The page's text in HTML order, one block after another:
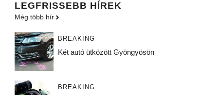
LEGFRISSEBB HÍREK
Még több hír
BREAKING
Két autó ütközött Gyöngyösön
BREAKING